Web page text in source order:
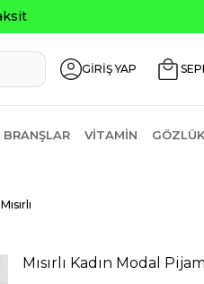
GİRİŞ YAP
BRANŞLAR VITAMIN GÖZLÜK
Mısırlı
Mısırlı Kadın Modal